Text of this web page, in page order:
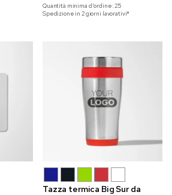
Quantità minima d'ordine:25
Spedizione in 2 giorni lavorativi*
Tazza termica Big Sur da